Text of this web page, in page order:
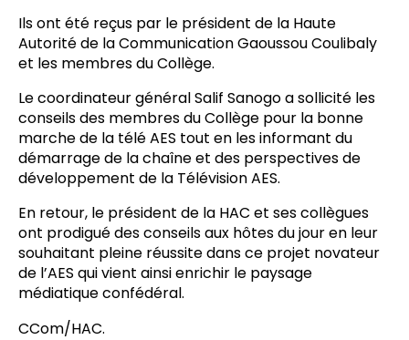
Ils ont été reçus par le président de la Haute
Autorité de la Communication Gaoussou Coulibaly
et les membres du Collège.
Le coordinateur général Salif Sanogo a sollicité les
conseils des membres du Collège pour la bonne
marche de la télé AES tout en les informant du
démarrage de la chaîne et des perspectives de
développement de la Télévision AES.
En retour, le président de la HAC et ses collègues
ont prodigué des conseils aux hôtes du jour en leur
souhaitant pleine réussite dans ce projet novateur
de l’AES qui vient ainsi enrichir le paysage
médiatique confédéral.
CCom/HAC.